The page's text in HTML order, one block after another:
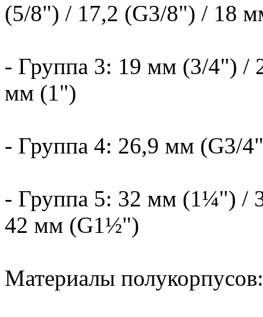
(5/8") / 17,2 (G3/8") / 18
- Группа 3: 19 мм (3/4") /
мм (1")
- Группа 4: 26,9 мм (G3/
- Группа 5: 32 мм (1¼") /
42 мм (G1½")
Материалы полукорпусов: